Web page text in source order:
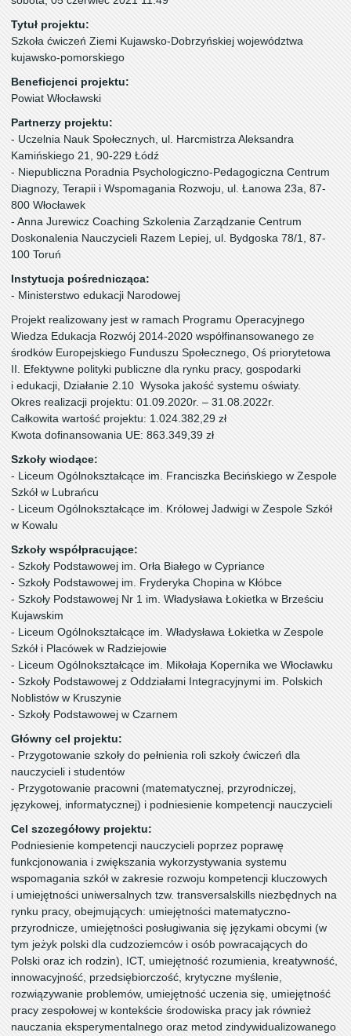
Tytuł projektu:
Szkoła ćwiczeń Ziemi Kujawsko-Dobrzyńskiej województwa
kujawsko-pomorskiego
Beneficjenci projektu:
Powiat Włocławski
Partnerzy projektu:
- Uczelnia Nauk Społecznych, ul. Harcmistrza Aleksandra
Kamińskiego 21, 90-229 Łódź
- Niepubliczna Poradnia Psychologiczno-Pedagogiczna Centrum
Diagnozy, Terapii i Wspomagania Rozwoju, ul. Łanowa 23a, 87-
800 Włocławek
- Anna Jurewicz Coaching Szkolenia Zarządzanie Centrum
Doskonalenia Nauczycieli Razem Lepiej, ul. Bydgoska 78/1, 87-
100 Toruń
Instytucja pośrednicząca:
- Ministerstwo edukacji Narodowej
Projekt realizowany jest w ramach Programu Operacyjnego
Wiedza Edukacja Rozwój 2014-2020 współfinansowanego ze
środków Europejskiego Funduszu Społecznego, Oś priorytetowa
II. Efektywne polityki publiczne dla rynku pracy, gospodarki
i edukacji, Działanie 2.10 Wysoka jakość systemu oświaty.
Okres realizacji projektu: 01.09.2020r. – 31.08.2022r.
Całkowita wartość projektu: 1.024.382,29 zł
Kwota dofinansowania UE: 863.349,39 zł
Szkoły wiodące:
- Liceum Ogólnokształcące im. Franciszka Becińskiego w Zespole
Szkół w Lubrańcu
- Liceum Ogólnokształcące im. Królowej Jadwigi w Zespole Szkół
w Kowalu
Szkoły współpracujące:
- Szkoły Podstawowej im. Orła Białego w Cypriance
- Szkoły Podstawowej im. Fryderyka Chopina w Kłóbce
- Szkoły Podstawowej Nr 1 im. Władysława Łokietka w Brześciu
Kujawskim
- Liceum Ogólnokształcące im. Władysława Łokietka w Zespole
Szkół i Placówek w Radziejowie
- Liceum Ogólnokształcące im. Mikołaja Kopernika we Włocławku
- Szkoły Podstawowej z Oddziałami Integracyjnymi im. Polskich
Noblistów w Kruszynie
- Szkoły Podstawowej w Czarnem
Główny cel projektu:
- Przygotowanie szkoły do pełnienia roli szkoły ćwiczeń dla
nauczycieli i studentów
- Przygotowanie pracowni (matematycznej, przyrodniczej,
językowej, informatycznej) i podniesienie kompetencji nauczycieli
Cel szczegółowy projektu:
Podniesienie kompetencji nauczycieli poprzez poprawę
funkcjonowania i zwiększania wykorzystywania systemu
wspomagania szkół w zakresie rozwoju kompetencji kluczowych
i umiejętności uniwersalnych tzw. transversalskills niezbędnych na
rynku pracy, obejmujących: umiejętności matematyczno-
przyrodnicze, umiejętności posługiwania się językami obcymi (w
tym jeżyk polski dla cudzoziemców i osób powracających do
Polski oraz ich rodzin), ICT, umiejętność rozumienia, kreatywność,
innowacyjność, przedsiębiorczość, krytyczne myślenie,
rozwiązywanie problemów, umiejętność uczenia się, umiejętność
pracy zespołowej w kontekście środowiska pracy jak również
nauczania eksperymentalnego oraz metod zindywidualizowanego